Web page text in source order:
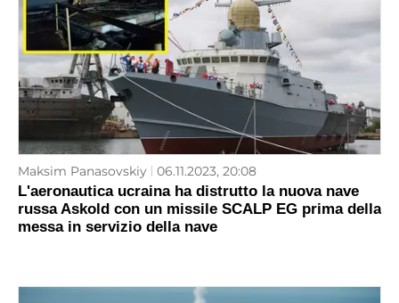
Maksim Panasovskiy 06.11.2023, 20:08
L'aeronautica ucraina ha distrutto la nuova nave
russa Askold con un missile SCALP EG prima della
messa in servizio della nave